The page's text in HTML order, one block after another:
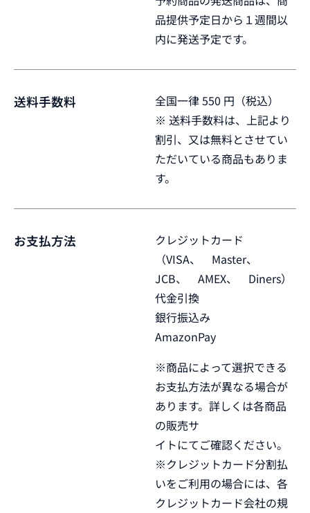
品提供予定日から１週間以
内に発送予定です。
送料手数料
全国一律 550 円（税込）
※ 送料手数料は、上記より
割引、又は無料とさせてい
ただいている商品もありま
す。
お支払方法
クレジットカード
（VISA、 Master、
JCB、 AMEX、 Diners）
代金引換
銀行振込み
AmazonPay
※商品によって選択できる
お支払方法が異なる場合が
あります。詳しくは各商品
の販売サ
イトにてご確認ください。
※クレジットカード分割払
いをご利用の場合には、各
クレジットカード会社の規